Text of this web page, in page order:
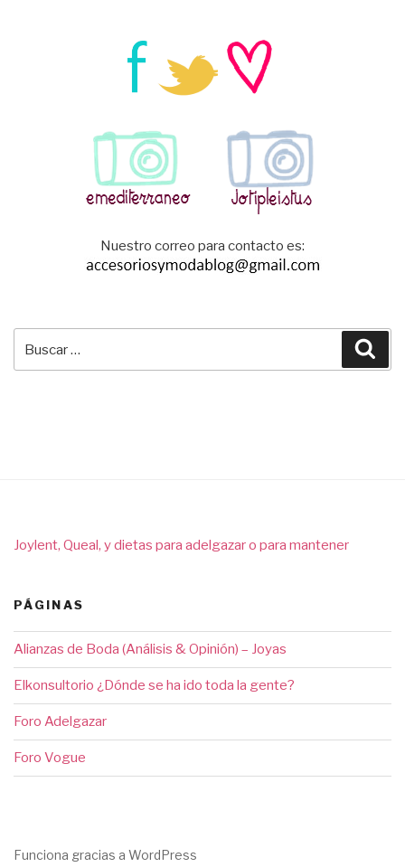
Nuestro correo para contacto es:
Joylent, Queal, y dietas para adelgazar o para mantener
PÁGINAS
Alianzas de Boda (Análisis & Opinión) – Joyas
Elkonsultorio ¿Dónde se ha ido toda la gente?
Foro Adelgazar
Foro Vogue
Funciona gracias a WordPress